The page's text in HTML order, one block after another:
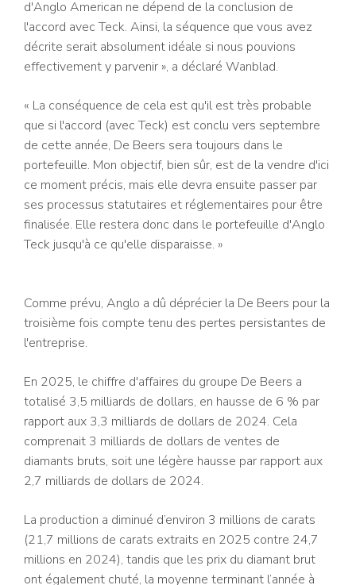
d'Anglo American ne dépend de la conclusion de
l'accord avec Teck. Ainsi, la séquence que vous avez
décrite serait absolument idéale si nous pouvions
effectivement y parvenir », a déclaré Wanblad.
« La conséquence de cela est qu'il est très probable
que si l'accord (avec Teck) est conclu vers septembre
de cette année, De Beers sera toujours dans le
portefeuille. Mon objectif, bien sûr, est de la vendre d'ici
ce moment précis, mais elle devra ensuite passer par
ses processus statutaires et réglementaires pour être
finalisée. Elle restera donc dans le portefeuille d'Anglo
Teck jusqu'à ce qu'elle disparaisse. »
Comme prévu, Anglo a dû déprécier la De Beers pour la
troisième fois compte tenu des pertes persistantes de
l'entreprise.
En 2025, le chiffre d'affaires du groupe De Beers a
totalisé 3,5 milliards de dollars, en hausse de 6 % par
rapport aux 3,3 milliards de dollars de 2024. Cela
comprenait 3 milliards de dollars de ventes de
diamants bruts, soit une légère hausse par rapport aux
2,7 milliards de dollars de 2024.
La production a diminué d’environ 3 millions de carats
(21,7 millions de carats extraits en 2025 contre 24,7
millions en 2024), tandis que les prix du diamant brut
ont également chuté, la moyenne terminant l’année à